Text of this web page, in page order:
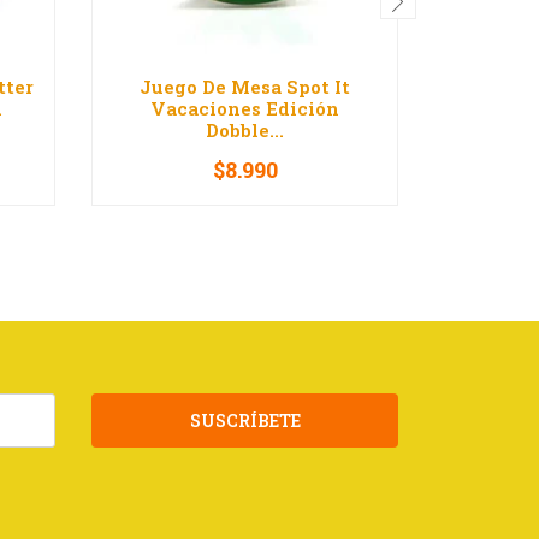
Juego De Mesa Spot It
Vacaciones Edición
Dobble...
+
$8.990
SUSCRÍBETE